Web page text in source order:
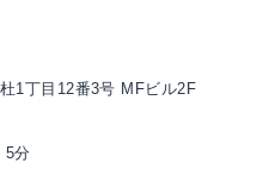
1丁目12番3号 MFビル2F
5分